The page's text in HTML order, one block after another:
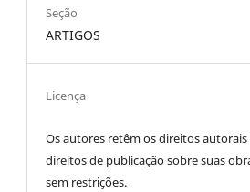
Seção
ARTIGOS
Licença
Os autores retêm os direitos autorais
direitos de publicação sobre suas
sem restrições.